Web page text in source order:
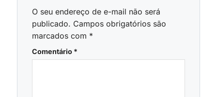
O seu endereço de e-mail não será
publicado. Campos obrigatórios são
marcados com *
Comentário *